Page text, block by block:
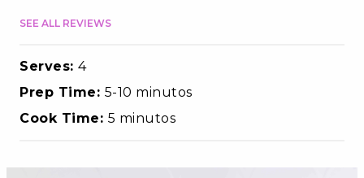
SEE ALL REVIEWS
Serves: 4
Prep Time: 5-10 minutos
Cook Time: 5 minutos